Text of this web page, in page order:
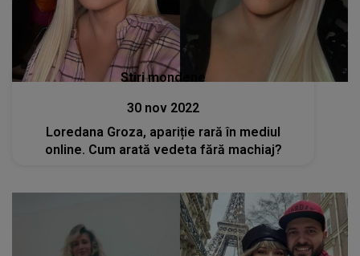
Stiri mondene
30 nov 2022
Loredana Groza, apariție rară în mediul
online. Cum arată vedeta fără machiaj?